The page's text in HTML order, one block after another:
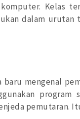
Kelas
dalam
baru mengenal
pemutaran.